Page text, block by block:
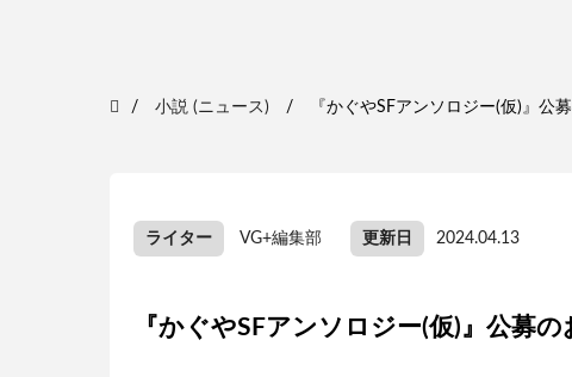
小説 (ニュース) 『かぐやSFアンソロジー(仮)』公
ライター VG+編集部 更新日 2024.04.13
『かぐやSFアンソロジー(仮)』公募